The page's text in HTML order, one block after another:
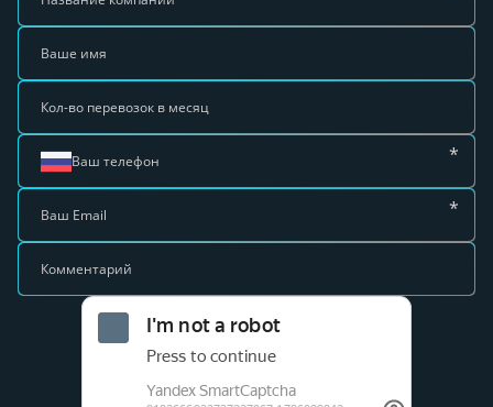
Ваше имя
Кол-во перевозок в месяц
Ваш телефон *
Ваш Email *
Комментарий